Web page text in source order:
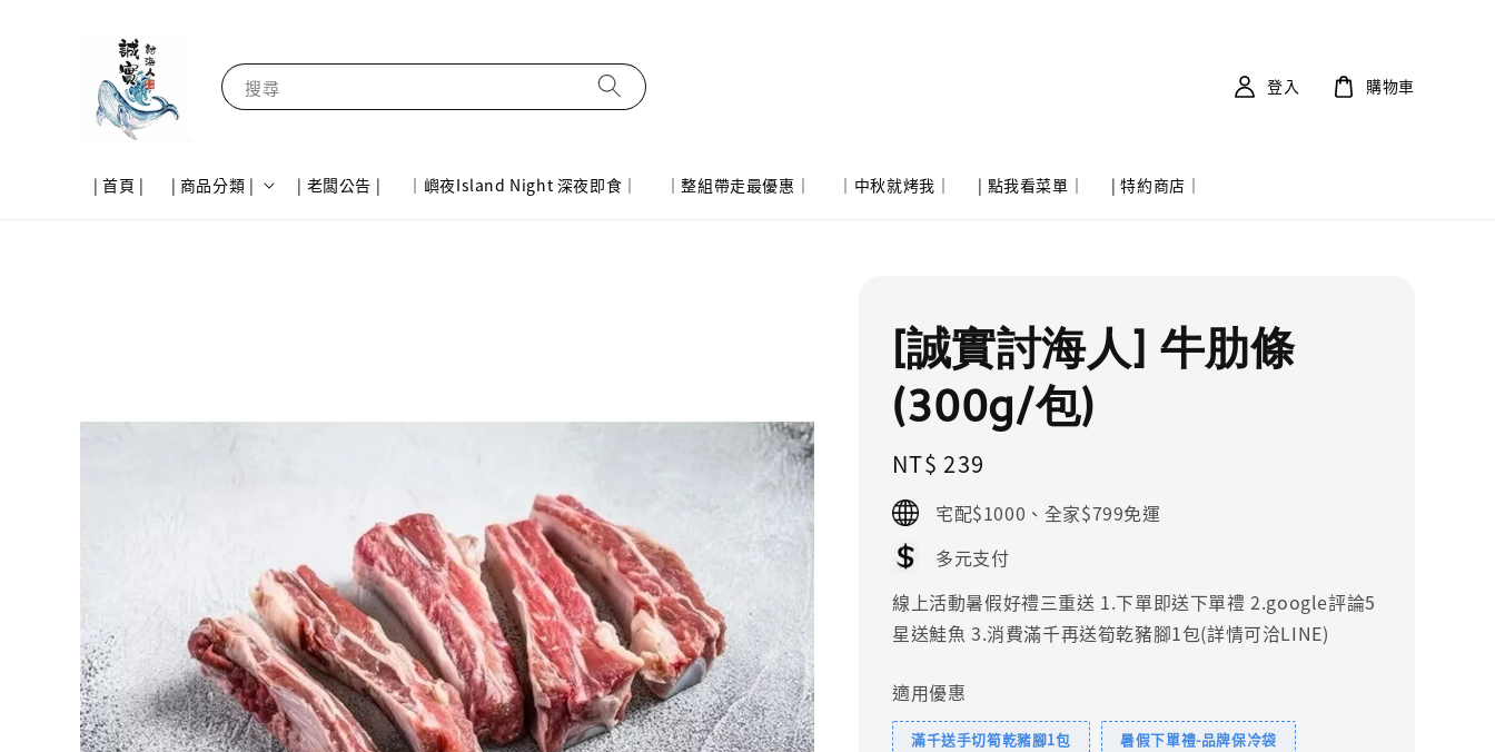
搜尋
| 首頁 | | 商品分類 | | 老闆公告 | ｜嶼夜Island Night 深夜即食｜ ｜整組帶走最優惠｜ ｜中秋就烤我｜ | 點我看菜單｜ | 特約商店｜
登入 購物車
[誠實討海人] 牛肋條
(300g/包)
Regular
price
NT$ 239
宅配$1000、全家$799免運
多元支付
線上活動暑假好禮三重送 1.下單即送下單禮 2.google評論5
星送鮭魚 3.消費滿千再送筍乾豬腳1包(詳情可洽LINE)
適用優惠
滿千送手切筍乾豬腳1包 暑假下單禮-品牌保冷袋